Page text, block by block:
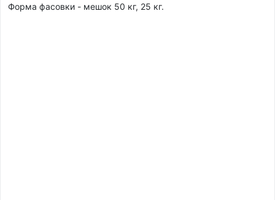
Форма фасовки - мешок 50 кг, 25 кг.